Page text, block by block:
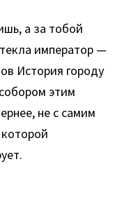
а за тобой
император —
История городу
этим
не с самим